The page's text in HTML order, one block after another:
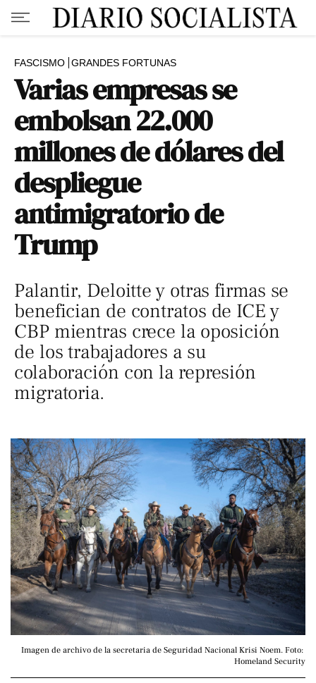
FASCISMO GRANDES FORTUNAS
Varias empresas se
embolsan 22.000
millones de dólares del
despliegue
antimigratorio de
Trump
Palantir, Deloitte y otras firmas se
benefician de contratos de ICE y
CBP mientras crece la oposición
de los trabajadores a su
colaboración con la represión
migratoria.
Imagen de archivo de la secretaria de Seguridad Nacional Krisi Noem. Foto:
Homeland Security